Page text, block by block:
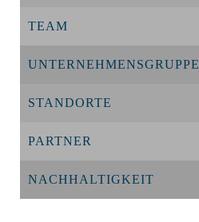
TEAM
UNTERNEHMENSGRUPPE
STANDORTE
PARTNER
NACHHALTIGKEIT